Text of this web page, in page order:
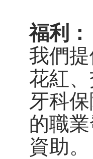
福利：
我們
花紅
牙科
的職
資助。